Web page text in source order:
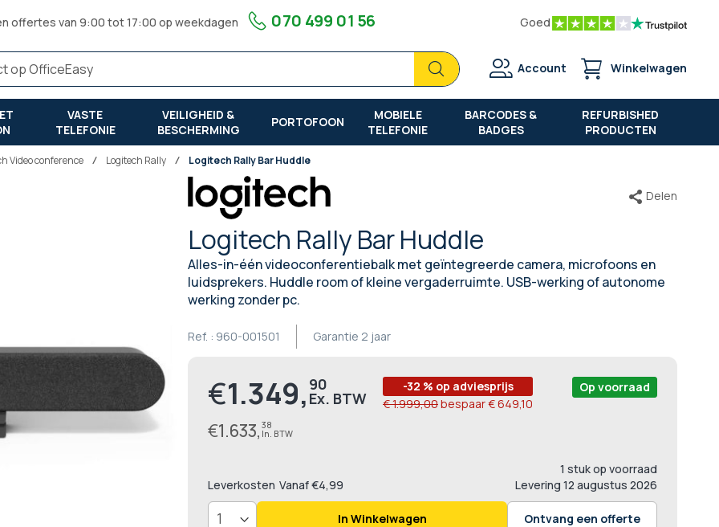
offertes van 9:00 tot 17:00 op weekdagen 070 499 01 56 Goed
Zoek
Zoek
Account Winkelwagen
VASTE
TELEFONIE
VEILIGHEID &
BESCHERMING
PORTOFOON
MOBIELE
TELEFONIE
BARCODES &
BADGES
REFURBISHED
PRODUCTEN
Video conference Logitech Rally Logitech Rally Bar Huddle
Logitech Rally Bar Huddle
Alles-in-één videoconferentiebalk met geïntegreerde camera, microfoons en
luidsprekers. Huddle room of kleine vergaderruimte. USB-werking of autonome
werking zonder pc.
Garantie 2 jaar
Ref. : 960-001501
Delen
Prijs
€1.349, 90
€1.633, 38
-32 % op adviesprijs
€ 1.999,00bespaar€ 649,10
1 stuk op voorraad
Op voorraad
Levering 12 augustus 2026
Leverkosten Vanaf €4,99
In Winkelwagen Ontvang een offerte